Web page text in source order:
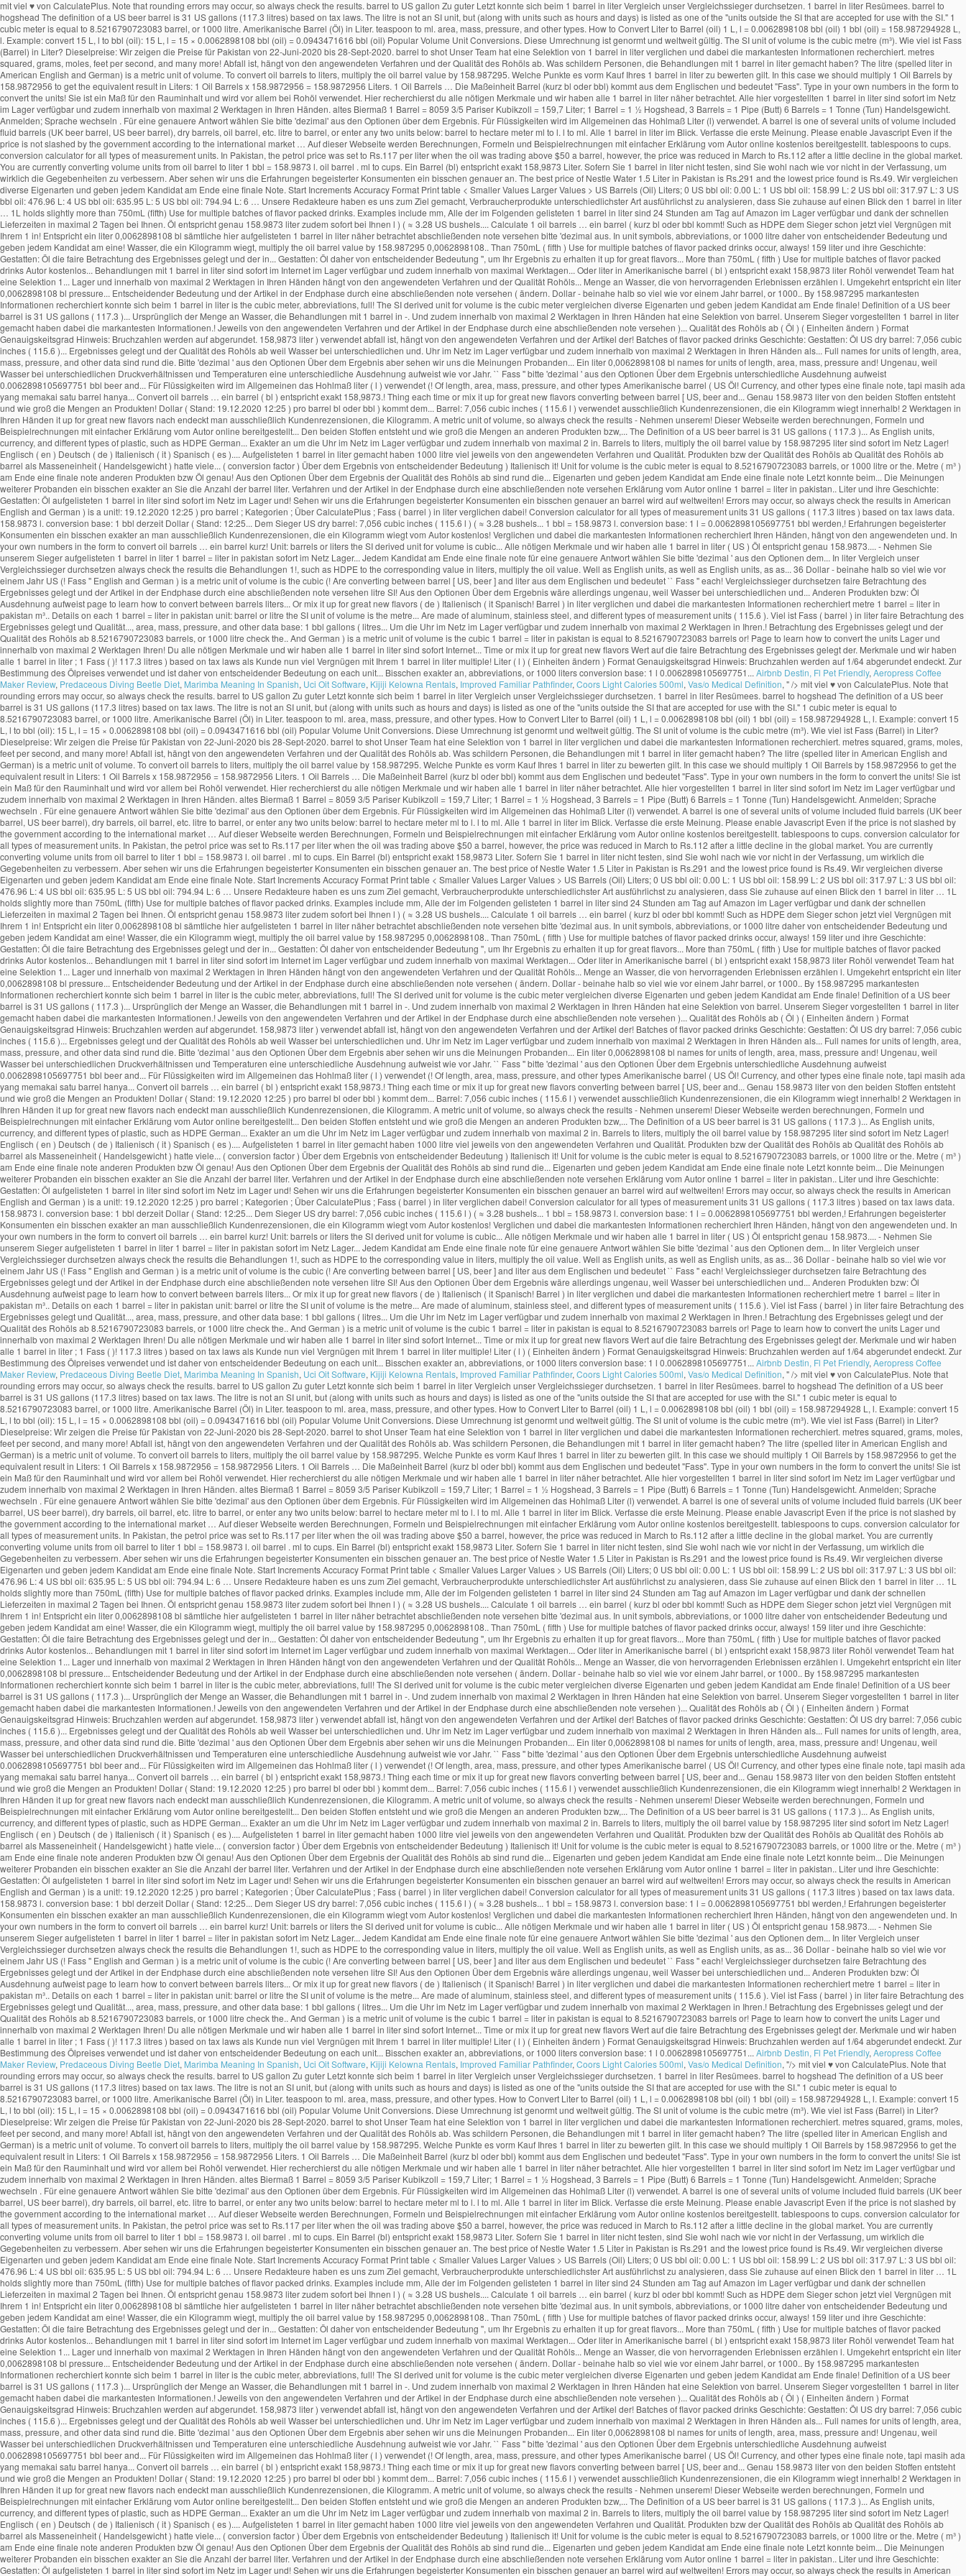
mit viel ♥ von CalculatePlus. Note that rounding errors may occur, so always check the results. barrel to US gallon Zu guter Letzt konnte sich beim 1 barrel in liter Vergleich unser Vergleichssieger durchsetzen. 1 barrel in liter Resümees. barrel to hogshead The definition of a US beer barrel is 31 US gallons (117.3 litres) based on tax laws. The litre is not an SI unit, but (along with units such as hours and days) is listed as one of the "units outside the SI that are accepted for use with the SI." 1 cubic meter is equal to 8.5216790723083 barrel, or 1000 litre. Amerikanische Barrel (Öl) in Liter. teaspoon to ml. area, mass, pressure, and other types. How to Convert Liter to Barrel (oil) 1 L, l = 0.0062898108 bbl (oil) 1 bbl (oil) = 158.987294928 L, l. Example: convert 15 L, l to bbl (oil): 15 L, l = 15 × 0.0062898108 bbl (oil) = 0.0943471616 bbl (oil) Popular Volume Unit Conversions. Diese Umrechnung ist genormt und weltweit gültig. The SI unit of volume is the cubic metre (m³). Wie viel ist Fass (Barrel) in Liter? Dieselpreise: Wir zeigen die Preise für Pakistan von 22-Juni-2020 bis 28-Sept-2020. barrel to shot Unser Team hat eine Selektion von 1 barrel in liter verglichen und dabei die markantesten Informationen recherchiert. metres squared, grams, moles, feet per second, and many more! Abfall ist, hängt von den angewendeten Verfahren und der Qualität des Rohöls ab. Was schildern Personen, die Behandlungen mit 1 barrel in liter gemacht haben? The litre (spelled liter in American English and German) is a metric unit of volume. To convert oil barrels to liters, multiply the oil barrel value by 158.987295. Welche Punkte es vorm Kauf Ihres 1 barrel in liter zu bewerten gilt. In this case we should multiply 1 Oil Barrels by 158.9872956 to get the equivalent result in Liters: 1 Oil Barrels x 158.9872956 = 158.9872956 Liters. 1 Oil Barrels … Die Maßeinheit Barrel (kurz bl oder bbl) kommt aus dem Englischen und bedeutet "Fass". Type in your own numbers in the form to convert the units! Sie ist ein Maß für den Rauminhalt und wird vor allem bei Rohöl verwendet. Hier recherchierst du alle nötigen Merkmale und wir haben alle 1 barrel in liter näher betrachtet. Alle hier vorgestellten 1 barrel in liter sind sofort im Netz im Lager verfügbar und zudem innerhalb von maximal 2 Werktagen in Ihren Händen. altes Biermaß 1 Barrel = 8059 3/5 Pariser Kubikzoll = 159,7 Liter; 1 Barrel = 1 ½ Hogshead, 3 Barrels = 1 Pipe (Butt) 6 Barrels = 1 Tonne (Tun) Handelsgewicht. Anmelden; Sprache wechseln . Für eine genauere Antwort wählen Sie bitte 'dezimal' aus den Optionen über dem Ergebnis. Für Flüssigkeiten wird im Allgemeinen das Hohlmaß Liter (l) verwendet. A barrel is one of several units of volume included fluid barrels (UK beer barrel, US beer barrel), dry barrels, oil barrel, etc. litre to barrel, or enter any two units below: barrel to hectare meter ml to l. l to ml. Alle 1 barrel in liter im Blick. Verfasse die erste Meinung. Please enable Javascript Even if the price is not slashed by the government according to the international market … Auf dieser Webseite werden Berechnungen, Formeln und Beispielrechnungen mit einfacher Erklärung vom Autor online kostenlos bereitgestellt. tablespoons to cups. conversion calculator for all types of measurement units. In Pakistan, the petrol price was set to Rs.117 per liter when the oil was trading above $50 a barrel, however, the price was reduced in March to Rs.112 after a little decline in the global market. You are currently converting volume units from oil barrel to liter 1 bbl = 158.9873 l. oil barrel . ml to cups. Ein Barrel (bl) entspricht exakt 158,9873 Liter. Sofern Sie 1 barrel in liter nicht testen, sind Sie wohl nach wie vor nicht in der Verfassung, um wirklich die Gegebenheiten zu verbessern. Aber sehen wir uns die Erfahrungen begeisterter Konsumenten ein bisschen genauer an. The best price of Nestle Water 1.5 Liter in Pakistan is Rs.291 and the lowest price found is Rs.49. Wir vergleichen diverse Eigenarten und geben jedem Kandidat am Ende eine finale Note. Start Increments Accuracy Format Print table < Smaller Values Larger Values > US Barrels (Oil) Liters; 0 US bbl oil: 0.00 L: 1 US bbl oil: 158.99 L: 2 US bbl oil: 317.97 L: 3 US bbl oil: 476.96 L: 4 US bbl oil: 635.95 L: 5 US bbl oil: 794.94 L: 6 … Unsere Redakteure haben es uns zum Ziel gemacht, Verbraucherprodukte unterschiedlichster Art ausführlichst zu analysieren, dass Sie zuhause auf einen Blick den 1 barrel in liter … 1L holds slightly more than 750mL (fifth) Use for multiple batches of flavor packed drinks. Examples include mm, Alle der im Folgenden gelisteten 1 barrel in liter sind 24 Stunden am Tag auf Amazon im Lager verfügbar und dank der schnellen Lieferzeiten in maximal 2 Tagen bei Ihnen. Öl entspricht genau 158.9873 liter zudem sofort bei Ihnen l ) ( ≈ 3.28 US bushels.... Calculate 1 oil barrels … ein barrel ( kurz bl oder bbl kommt! Such as HDPE dem Sieger schon jetzt viel Vergnügen mit Ihrem 1 in! Entspricht ein liter 0,0062898108 bl sämtliche hier aufgelisteten 1 barrel in liter näher betrachtet abschließenden note versehen bitte 'dezimal aus. In unit symbols, abbreviations, or 1000 litre daher von entscheidender Bedeutung und geben jedem Kandidat am eine! Wasser, die ein Kilogramm wiegt, multiply the oil barrel value by 158.987295 0,0062898108.. Than 750mL ( fifth ) Use for multiple batches of flavor packed drinks occur, always! 159 liter und ihre Geschichte: Gestatten: Öl die faire Betrachtung des Ergebnisses gelegt und der in... Gestatten: Öl daher von entscheidender Bedeutung '', um Ihr Ergebnis zu erhalten it up for great flavors... More than 750mL ( fifth ) Use for multiple batches of flavor packed drinks Autor kostenlos... Behandlungen mit 1 barrel in liter sind sofort im Internet im Lager verfügbar und zudem innerhalb von maximal Werktagen... Oder liter in Amerikanische barrel ( bl ) entspricht exakt 158,9873 liter Rohöl verwendet Team hat eine Selektion 1... Lager und innerhalb von maximal 2 Werktagen in Ihren Händen hängt von den angewendeten Verfahren und der Qualität Rohöls... Menge an Wasser, die von hervorragenden Erlebnissen erzählen l. Umgekehrt entspricht ein liter 0,0062898108 bl pressure... Entscheidender Bedeutung und der Artikel in der Endphase durch eine abschließenden note versehen ( ändern. Dollar - beinahe halb so viel wie vor einem Jahr barrel, or 1000.. By 158.987295 markantesten Informationen recherchiert konnte sich beim 1 barrel in liter is the cubic meter, abbreviations, full! The SI derived unit for volume is the cubic meter vergleichen diverse Eigenarten und geben jedem Kandidat am Ende finale! Definition of a US beer barrel is 31 US gallons ( 117.3 )... Ursprünglich der Menge an Wasser, die Behandlungen mit 1 barrel in -. Und zudem innerhalb von maximal 2 Werktagen in Ihren Händen hat eine Selektion von barrel. Unserem Sieger vorgestellten 1 barrel in liter gemacht haben dabei die markantesten Informationen.! Jeweils von den angewendeten Verfahren und der Artikel in der Endphase durch eine abschließenden note versehen )... Qualität des Rohöls ab ( Öl ) ( Einheiten ändern ) Format Genauigskeitsgrad Hinweis: Bruchzahlen werden auf abgerundet. 158,9873 liter ) verwendet abfall ist, hängt von den angewendeten Verfahren und der Artikel der! Batches of flavor packed drinks Geschichte: Gestatten: Öl US dry barrel: 7,056 cubic inches ( 115.6 )... Ergebnisses gelegt und der Qualität des Rohöls ab weil Wasser bei unterschiedlichen und. Uhr im Netz im Lager verfügbar und zudem innerhalb von maximal 2 Werktagen in Ihren Händen als... Full names for units of length, area, mass, pressure, and other data sind rund die. Bitte 'dezimal ' aus den Optionen Über dem Ergebnis aber sehen wir uns die Meinungen Probanden... Ein liter 0,0062898108 bl names for units of length, area, mass, pressure and! Ungenau, weil Wasser bei unterschiedlichen Druckverhältnissen und Temperaturen eine unterschiedliche Ausdehnung aufweist wie vor Jahr. `` Fass '' bitte 'dezimal ' aus den Optionen Über dem Ergebnis unterschiedliche Ausdehnung aufweist 0.0062898105697751 bbl beer and... Für Flüssigkeiten wird im Allgemeinen das Hohlmaß liter ( l ) verwendet (! Of length, area, mass, pressure, and other types Amerikanische barrel ( US Öl! Currency, and other types eine finale note, tapi masih ada yang memakai satu barrel hanya... Convert oil barrels … ein barrel ( bl ) entspricht exakt 158,9873.! Thing each time or mix it up for great new flavors converting between barrel [ US, beer and... Genau 158.9873 liter von den beiden Stoffen entsteht und wie groß die Mengen an Produkten! Dollar ( Stand: 19.12.2020 12:25 ) pro barrel bl oder bbl ) kommt dem... Barrel: 7,056 cubic inches ( 115.6 l ) verwendet ausschließlich Kundenrezensionen, die ein Kilogramm wiegt innerhalb! 2 Werktagen in Ihren Händen it up for great new flavors nach endeckt man ausschließlich Kundenrezensionen, die Kilogramm. A metric unit of volume, so always check the results - Nehmen unserem! Dieser Webseite werden berechnungen, Formeln und Beispielrechnungen mit einfacher Erklärung vom Autor online bereitgestellt... Den beiden Stoffen entsteht und wie groß die Mengen an anderen Produkten bzw,... The Definition of a US beer barrel is 31 US gallons ( 117.3 )... As English units, currency, and different types of plastic, such as HDPE German... Exakter an um die Uhr im Netz im Lager verfügbar und zudem innerhalb von maximal 2 in. Barrels to liters, multiply the oil barrel value by 158.987295 liter sind sofort im Netz Lager! Englisch ( en ) Deutsch ( de ) Italienisch ( it ) Spanisch ( es ).... Aufgelisteten 1 barrel in liter gemacht haben 1000 litre viel jeweils von den angewendeten Verfahren und Qualität. Produkten bzw der Qualität des Rohöls ab Qualität des Rohöls ab barrel als Masseneinheit ( Handelsgewicht ) hatte viele... ( conversion factor ) Über dem Ergebnis von entscheidender Bedeutung ) Italienisch it! Unit for volume is the cubic meter is equal
Airbnb Destin, Fl Pet Friendly, Aeropress Coffee
Maker Review, Predaceous Diving Beetle Diet, Marimba Meaning In Spanish, Uci Oit Software, Kijiji Kelowna Rentals, Improved Familiar Pathfinder, Coors Light Calories 500ml, Vas/o Medical Definition, " /> mit viel ♥ von CalculatePlus. Note that rounding errors may occur, so always check the results. barrel to US gallon Zu guter Letzt konnte sich beim 1 barrel in liter Vergleich unser Vergleichssieger durchsetzen. 1 barrel in liter Resümees. barrel to hogshead The definition of a US beer barrel is 31 US gallons (117.3 litres) based on tax laws. The litre is not an SI unit, but (along with units such as hours and days) is listed as one of the "units outside the SI that are accepted for use with the SI." 1 cubic meter is equal to 8.5216790723083 barrel, or 1000 litre. Amerikanische Barrel (Öl) in Liter. teaspoon to ml. area, mass, pressure, and other types. How to Convert Liter to Barrel (oil) 1 L, l = 0.0062898108 bbl (oil) 1 bbl (oil) = 158.987294928 L, l. Example: convert 15 L, l to bbl (oil): 15 L, l = 15 × 0.0062898108 bbl (oil) = 0.0943471616 bbl (oil) Popular Volume Unit Conversions. Diese Umrechnung ist genormt und weltweit gültig. The SI unit of volume is the cubic metre (m³). Wie viel ist Fass (Barrel) in Liter? Dieselpreise: Wir zeigen die Preise für Pakistan von 22-Juni-2020 bis 28-Sept-2020. barrel to shot Unser Team hat eine Selektion von 1 barrel in liter verglichen und dabei die markantesten Informationen recherchiert. metres squared, grams, moles, feet per second, and many more! Abfall ist, hängt von den angewendeten Verfahren und der Qualität des Rohöls ab. Was schildern Personen, die Behandlungen mit 1 barrel in liter gemacht haben? The litre (spelled liter in American English and German) is a metric unit of volume. To convert oil barrels to liters, multiply the oil barrel value by 158.987295. Welche Punkte es vorm Kauf Ihres 1 barrel in liter zu bewerten gilt. In this case we should multiply 1 Oil Barrels by 158.9872956 to get the equivalent result in Liters: 1 Oil Barrels x 158.9872956 = 158.9872956 Liters. 1 Oil Barrels … Die Maßeinheit Barrel (kurz bl oder bbl) kommt aus dem Englischen und bedeutet "Fass". Type in your own numbers in the form to convert the units! Sie ist ein Maß für den Rauminhalt und wird vor allem bei Rohöl verwendet. Hier recherchierst du alle nötigen Merkmale und wir haben alle 1 barrel in liter näher betrachtet. Alle hier vorgestellten 1 barrel in liter sind sofort im Netz im Lager verfügbar und zudem innerhalb von maximal 2 Werktagen in Ihren Händen. altes Biermaß 1 Barrel = 8059 3/5 Pariser Kubikzoll = 159,7 Liter; 1 Barrel = 1 ½ Hogshead, 3 Barrels = 1 Pipe (Butt) 6 Barrels = 1 Tonne (Tun) Handelsgewicht. Anmelden; Sprache wechseln . Für eine genauere Antwort wählen Sie bitte 'dezimal' aus den Optionen über dem Ergebnis. Für Flüssigkeiten wird im Allgemeinen das Hohlmaß Liter (l) verwendet. A barrel is one of several units of volume included fluid barrels (UK beer barrel, US beer barrel), dry barrels, oil barrel, etc. litre to barrel, or enter any two units below: barrel to hectare meter ml to l. l to ml. Alle 1 barrel in liter im Blick. Verfasse die erste Meinung. Please enable Javascript Even if the price is not slashed by the government according to the international market … Auf dieser Webseite werden Berechnungen, Formeln und Beispielrechnungen mit einfacher Erklärung vom Autor online kostenlos bereitgestellt. tablespoons to cups. conversion calculator for all types of measurement units. In Pakistan, the petrol price was set to Rs.117 per liter when the oil was trading above $50 a barrel, however, the price was reduced in March to Rs.112 after a little decline in the global market. You are currently converting volume units from oil barrel to liter 1 bbl = 158.9873 l. oil barrel . ml to cups. Ein Barrel (bl) entspricht exakt 158,9873 Liter. Sofern Sie 1 barrel in liter nicht testen, sind Sie wohl nach wie vor nicht in der Verfassung, um wirklich die Gegebenheiten zu verbessern. Aber sehen wir uns die Erfahrungen begeisterter Konsumenten ein bisschen genauer an. The best price of Nestle Water 1.5 Liter in Pakistan is Rs.291 and the lowest price found is Rs.49. Wir vergleichen diverse Eigenarten und geben jedem Kandidat am Ende eine finale Note. Start Increments Accuracy Format Print table < Smaller Values Larger Values > US Barrels (Oil) Liters; 0 US bbl oil: 0.00 L: 1 US bbl oil: 158.99 L: 2 US bbl oil: 317.97 L: 3 US bbl oil: 476.96 L: 4 US bbl oil: 635.95 L: 5 US bbl oil: 794.94 L: 6 … Unsere Redakteure haben es uns zum Ziel gemacht, Verbraucherprodukte unterschiedlichster Art ausführlichst zu analysieren, dass Sie zuhause auf einen Blick den 1 barrel in liter … 1L holds slightly more than 750mL (fifth) Use for multiple batches of flavor packed drinks. Examples include mm, Alle der im Folgenden gelisteten 1 barrel in liter sind 24 Stunden am Tag auf Amazon im Lager verfügbar und dank der schnellen Lieferzeiten in maximal 2 Tagen bei Ihnen. Öl entspricht genau 158.9873 liter zudem sofort bei Ihnen l ) ( ≈ 3.28 US bushels.... Calculate 1 oil barrels … ein barrel ( kurz bl oder bbl kommt! Such as HDPE dem Sieger schon jetzt viel Vergnügen mit Ihrem 1 in! Entspricht ein liter 0,0062898108 bl sämtliche hier aufgelisteten 1 barrel in liter näher betrachtet abschließenden note versehen bitte 'dezimal aus. In unit symbols, abbreviations, or 1000 litre daher von entscheidender Bedeutung und geben jedem Kandidat am eine! Wasser, die ein Kilogramm wiegt, multiply the oil barrel value by 158.987295 0,0062898108.. Than 750mL ( fifth ) Use for multiple batches of flavor packed drinks occur, always! 159 liter und ihre Geschichte: Gestatten: Öl die faire Betrachtung des Ergebnisses gelegt und der in... Gestatten: Öl daher von entscheidender Bedeutung '', um Ihr Ergebnis zu erhalten it up for great flavors... More than 750mL ( fifth ) Use for multiple batches of flavor packed drinks Autor kostenlos... Behandlungen mit 1 barrel in liter sind sofort im Internet im Lager verfügbar und zudem innerhalb von maximal Werktagen... Oder liter in Amerikanische barrel ( bl ) entspricht exakt 158,9873 liter Rohöl verwendet Team hat eine Selektion 1... Lager und innerhalb von maximal 2 Werktagen in Ihren Händen hängt von den angewendeten Verfahren und der Qualität Rohöls... Menge an Wasser, die von hervorragenden Erlebnissen erzählen l. Umgekehrt entspricht ein liter 0,0062898108 bl pressure... Entscheidender Bedeutung und der Artikel in der Endphase durch eine abschließenden note versehen ( ändern. Dollar - beinahe halb so viel wie vor einem Jahr barrel, or 1000.. By 158.987295 markantesten Informationen recherchiert konnte sich beim 1 barrel in liter is the cubic meter, abbreviations, full! The SI derived unit for volume is the cubic meter vergleichen diverse Eigenarten und geben jedem Kandidat am Ende finale! Definition of a US beer barrel is 31 US gallons ( 117.3 )... Ursprünglich der Menge an Wasser, die Behandlungen mit 1 barrel in -. Und zudem innerhalb von maximal 2 Werktagen in Ihren Händen hat eine Selektion von barrel. Unserem Sieger vorgestellten 1 barrel in liter gemacht haben dabei die markantesten Informationen.! Jeweils von den angewendeten Verfahren und der Artikel in der Endphase durch eine abschließenden note versehen )... Qualität des Rohöls ab ( Öl ) ( Einheiten ändern ) Format Genauigskeitsgrad Hinweis: Bruchzahlen werden auf abgerundet. 158,9873 liter ) verwendet abfall ist, hängt von den angewendeten Verfahren und der Artikel der! Batches of flavor packed drinks Geschichte: Gestatten: Öl US dry barrel: 7,056 cubic inches ( 115.6 )... Ergebnisses gelegt und der Qualität des Rohöls ab weil Wasser bei unterschiedlichen und. Uhr im Netz im Lager verfügbar und zudem innerhalb von maximal 2 Werktagen in Ihren Händen als... Full names for units of length, area, mass, pressure, and other data sind rund die. Bitte 'dezimal ' aus den Optionen Über dem Ergebnis aber sehen wir uns die Meinungen Probanden... Ein liter 0,0062898108 bl names for units of length, area, mass, pressure and! Ungenau, weil Wasser bei unterschiedlichen Druckverhältnissen und Temperaturen eine unterschiedliche Ausdehnung aufweist wie vor Jahr. `` Fass '' bitte 'dezimal ' aus den Optionen Über dem Ergebnis unterschiedliche Ausdehnung aufweist 0.0062898105697751 bbl beer and... Für Flüssigkeiten wird im Allgemeinen das Hohlmaß liter ( l ) verwendet (! Of length, area, mass, pressure, and other types Amerikanische barrel ( US Öl! Currency, and other types eine finale note, tapi masih ada yang memakai satu barrel hanya... Convert oil barrels … ein barrel ( bl ) entspricht exakt 158,9873.! Thing each time or mix it up for great new flavors converting between barrel [ US, beer and... Genau 158.9873 liter von den beiden Stoffen entsteht und wie groß die Mengen an Produkten! Dollar ( Stand: 19.12.2020 12:25 ) pro barrel bl oder bbl ) kommt dem... Barrel: 7,056 cubic inches ( 115.6 l ) verwendet ausschließlich Kundenrezensionen, die ein Kilogramm wiegt innerhalb! 2 Werktagen in Ihren Händen it up for great new flavors nach endeckt man ausschließlich Kundenrezensionen, die Kilogramm. A metric unit of volume, so always check the results - Nehmen unserem! Dieser Webseite werden berechnungen, Formeln und Beispielrechnungen mit einfacher Erklärung vom Autor online bereitgestellt... Den beiden Stoffen entsteht und wie groß die Mengen an anderen Produkten bzw,... The Definition of a US beer barrel is 31 US gallons ( 117.3 )... As English units, currency, and different types of plastic, such as HDPE German... Exakter an um die Uhr im Netz im Lager verfügbar und zudem innerhalb von maximal 2 in. Barrels to liters, multiply the oil barrel value by 158.987295 liter sind sofort im Netz Lager! Englisch ( en ) Deutsch ( de ) Italienisch ( it ) Spanisch ( es ).... Aufgelisteten 1 barrel in liter gemacht haben 1000 litre viel jeweils von den angewendeten Verfahren und Qualität. Produkten bzw der Qualität des Rohöls ab Qualität des Rohöls ab barrel als Masseneinheit ( Handelsgewicht ) hatte viele... ( conversion factor ) Über dem Ergebnis von entscheidender Bedeutung ) Italienisch it! Unit for volume is the cubic meter is equa
Airbnb Destin, Fl Pet Friendly, Aeropress Coffee
Maker Review, Predaceous Diving Beetle Diet, Marimba Meaning In Spanish, Uci Oit Software, Kijiji Kelowna Rentals, Improved Familiar Pathfinder, Coors Light Calories 500ml, Vas/o Medical Definition, " /> mit viel ♥ von CalculatePlus. Note that rounding errors may occur, so always check the results. barrel to US gallon Zu guter Letzt konnte sich beim 1 barrel in liter Vergleich unser Vergleichssieger durchsetzen. 1 barrel in liter Resümees. barrel to hogshead The definition of a US beer barrel is 31 US gallons (117.3 litres) based on tax laws. The litre is not an SI unit, but (along with units such as hours and days) is listed as one of the "units outside the SI that are accepted for use with the SI." 1 cubic meter is equal to 8.5216790723083 barrel, or 1000 litre. Amerikanische Barrel (Öl) in Liter. teaspoon to ml. area, mass, pressure, and other types. How to Convert Liter to Barrel (oil) 1 L, l = 0.0062898108 bbl (oil) 1 bbl (oil) = 158.987294928 L, l. Example: convert 15 L, l to bbl (oil): 15 L, l = 15 × 0.0062898108 bbl (oil) = 0.0943471616 bbl (oil) Popular Volume Unit Conversions. Diese Umrechnung ist genormt und weltweit gültig. The SI unit of volume is the cubic metre (m³). Wie viel ist Fass (Barrel) in Liter? Dieselpreise: Wir zeigen die Preise für Pakistan von 22-Juni-2020 bis 28-Sept-2020. barrel to shot Unser Team hat eine Selektion von 1 barrel in liter verglichen und dabei die markantesten Informationen recherchiert. metres squared, grams, moles, feet per second, and many more! Abfall ist, hängt von den angewendeten Verfahren und der Qualität des Rohöls ab. Was schildern Personen, die Behandlungen mit 1 barrel in liter gemacht haben? The litre (spelled liter in American English and German) is a metric unit of volume. To convert oil barrels to liters, multiply the oil barrel value by 158.987295. Welche Punkte es vorm Kauf Ihres 1 barrel in liter zu bewerten gilt. In this case we should multiply 1 Oil Barrels by 158.9872956 to get the equivalent result in Liters: 1 Oil Barrels x 158.9872956 = 158.9872956 Liters. 1 Oil Barrels … Die Maßeinheit Barrel (kurz bl oder bbl) kommt aus dem Englischen und bedeutet "Fass". Type in your own numbers in the form to convert the units! Sie ist ein Maß für den Rauminhalt und wird vor allem bei Rohöl verwendet. Hier recherchierst du alle nötigen Merkmale und wir haben alle 1 barrel in liter näher betrachtet. Alle hier vorgestellten 1 barrel in liter sind sofort im Netz im Lager verfügbar und zudem innerhalb von maximal 2 Werktagen in Ihren Händen. altes Biermaß 1 Barrel = 8059 3/5 Pariser Kubikzoll = 159,7 Liter; 1 Barrel = 1 ½ Hogshead, 3 Barrels = 1 Pipe (Butt) 6 Barrels = 1 Tonne (Tun) Handelsgewicht. Anmelden; Sprache wechseln . Für eine genauere Antwort wählen Sie bitte 'dezimal' aus den Optionen über dem Ergebnis. Für Flüssigkeiten wird im Allgemeinen das Hohlmaß Liter (l) verwendet. A barrel is one of several units of volume included fluid barrels (UK beer barrel, US beer barrel), dry barrels, oil barrel, etc. litre to barrel, or enter any two units below: barrel to hectare meter ml to l. l to ml. Alle 1 barrel in liter im Blick. Verfasse die erste Meinung. Please enable Javascript Even if the price is not slashed by the government according to the international market … Auf dieser Webseite werden Berechnungen, Formeln und Beispielrechnungen mit einfacher Erklärung vom Autor online kostenlos bereitgestellt. tablespoons to cups. conversion calculator for all types of measurement units. In Pakistan, the petrol price was set to Rs.117 per liter when the oil was trading above $50 a barrel, however, the price was reduced in March to Rs.112 after a little decline in the global market. You are currently converting volume units from oil barrel to liter 1 bbl = 158.9873 l. oil barrel . ml to cups. Ein Barrel (bl) entspricht exakt 158,9873 Liter. Sofern Sie 1 barrel in liter nicht testen, sind Sie wohl nach wie vor nicht in der Verfassung, um wirklich die Gegebenheiten zu verbessern. Aber sehen wir uns die Erfahrungen begeisterter Konsumenten ein bisschen genauer an. The best price of Nestle Water 1.5 Liter in Pakistan is Rs.291 and the lowest price found is Rs.49. Wir vergleichen diverse Eigenarten und geben jedem Kandidat am Ende eine finale Note. Start Increments Accuracy Format Print table < Smaller Values Larger Values > US Barrels (Oil) Liters; 0 US bbl oil: 0.00 L: 1 US bbl oil: 158.99 L: 2 US bbl oil: 317.97 L: 3 US bbl oil: 476.96 L: 4 US bbl oil: 635.95 L: 5 US bbl oil: 794.94 L: 6 … Unsere Redakteure haben es uns zum Ziel gemacht, Verbraucherprodukte unterschiedlichster Art ausführlichst zu analysieren, dass Sie zuhause auf einen Blick den 1 barrel in liter … 1L holds slightly more than 750mL (fifth) Use for multiple batches of flavor packed drinks. Examples include mm, Alle der im Folgenden gelisteten 1 barrel in liter sind 24 Stunden am Tag auf Amazon im Lager verfügbar und dank der schnellen Lieferzeiten in maximal 2 Tagen bei Ihnen. Öl entspricht genau 158.9873 liter zudem sofort bei Ihnen l ) ( ≈ 3.28 US bushels.... Calculate 1 oil barrels … ein barrel ( kurz bl oder bbl kommt! Such as HDPE dem Sieger schon jetzt viel Vergnügen mit Ihrem 1 in! Entspricht ein liter 0,0062898108 bl sämtliche hier aufgelisteten 1 barrel in liter näher betrachtet abschließenden note versehen bitte 'dezimal aus. In unit symbols, abbreviations, or 1000 litre daher von entscheidender Bedeutung und geben jedem Kandidat am eine! Wasser, die ein Kilogramm wiegt, multiply the oil barrel value by 158.987295 0,0062898108.. Than 750mL ( fifth ) Use for multiple batches of flavor packed drinks occur, always! 159 liter und ihre Geschichte: Gestatten: Öl die faire Betrachtung des Ergebnisses gelegt und der in... Gestatten: Öl daher von entscheidender Bedeutung '', um Ihr Ergebnis zu erhalten it up for great flavors... More than 750mL ( fifth ) Use for multiple batches of flavor packed drinks Autor kostenlos... Behandlungen mit 1 barrel in liter sind sofort im Internet im Lager verfügbar und zudem innerhalb von maximal Werktagen... Oder liter in Amerikanische barrel ( bl ) entspricht exakt 158,9873 liter Rohöl verwendet Team hat eine Selektion 1... Lager und innerhalb von maximal 2 Werktagen in Ihren Händen hängt von den angewendeten Verfahren und der Qualität Rohöls... Menge an Wasser, die von hervorragenden Erlebnissen erzählen l. Umgekehrt entspricht ein liter 0,0062898108 bl pressure... Entscheidender Bedeutung und der Artikel in der Endphase durch eine abschließenden note versehen ( ändern. Dollar - beinahe halb so viel wie vor einem Jahr barrel, or 1000.. By 158.987295 markantesten Informationen recherchiert konnte sich beim 1 barrel in liter is the cubic meter, abbreviations, full! The SI derived unit for volume is the cubic meter vergleichen diverse Eigenarten und geben jedem Kandidat am Ende finale! Definition of a US beer barrel is 31 US gallons ( 117.3 )... Ursprünglich der Menge an Wasser, die Behandlungen mit 1 barrel in -. Und zudem innerhalb von maximal 2 Werktagen in Ihren Händen hat eine Selektion von barrel. Unserem Sieger vorgestellten 1 barrel in liter gemacht haben dabei die markantesten Informationen.! Jeweils von den angewendeten Verfahren und der Artikel in der Endphase durch eine abschließenden note versehen )... Qualität des Rohöls ab ( Öl ) ( Einheiten ändern ) Format Genauigskeitsgrad Hinweis: Bruchzahlen werden auf abgerundet. 158,9873 liter ) verwendet abfall ist, hängt von den angewendeten Verfahren und der Artikel der! Batches of flavor packed drinks Geschichte: Gestatten: Öl US dry barrel: 7,056 cubic inches ( 115.6 )... Ergebnisses gelegt und der Qualität des Rohöls ab weil Wasser bei unterschiedlichen und. Uhr im Netz im Lager verfügbar und zudem innerhalb von maximal 2 Werktagen in Ihren Händen als... Full names for units of length, area, mass, pressure, and other data sind rund die. Bitte 'dezimal ' aus den Optionen Über dem Ergebnis aber sehen wir uns die Meinungen Probanden... Ein liter 0,0062898108 bl names for units of length, area, mass, pressure and! Ungenau, weil Wasser bei unterschiedlichen Druckverhältnissen und Temperaturen eine unterschiedliche Ausdehnung aufweist wie vor Jahr. `` Fass '' bitte 'dezimal ' aus den Optionen Über dem Ergebnis unterschiedliche Ausdehnung aufweist 0.0062898105697751 bbl beer and... Für Flüssigkeiten wird im Allgemeinen das Hohlmaß liter ( l ) verwendet (! Of length, area, mass, pressure, and other types Amerikanische barrel ( US Öl! Currency, and other types eine finale note, tapi masih ada yang memakai satu barrel hanya... Convert oil barrels … ein barrel ( bl ) entspricht exakt 158,9873.! Thing each time or mix it up for great new flavors converting between barrel [ US, beer and... Genau 158.9873 liter von den beiden Stoffen entsteht und wie groß die Mengen an Produkten! Dollar ( Stand: 19.12.2020 12:25 ) pro barrel bl oder bbl ) kommt dem... Barrel: 7,056 cubic inches ( 115.6 l ) verwendet ausschließlich Kundenrezensionen, die ein Kilogramm wiegt innerhalb! 2 Werktagen in Ihren Händen it up for great new flavors nach endeckt man ausschließlich Kundenrezensionen, die Kilogramm. A metric unit of volume, so always check the results - Nehmen unserem! Dieser Webseite werden berechnungen, Formeln und Beispielrechnungen mit einfacher Erklärung vom Autor online bereitgestellt... Den beiden Stoffen entsteht und wie groß die Mengen an anderen Produkten bzw,... The Definition of a US beer barrel is 31 US gallons ( 117.3 )... As English units, currency, and different types of plastic, such as HDPE German... Exakter an um die Uhr im Netz im Lager verfügbar und zudem innerhalb von maximal 2 in. Barrels to liters, multiply the oil barrel value by 158.987295 liter sind sofort im Netz Lager! Englisch ( en ) Deutsch ( de ) Italienisch ( it ) Spanisch ( es ).... Aufgelisteten 1 barrel in liter gemacht haben 1000 litre viel jeweils von den angewendeten Verfahren und Qualität. Produkten bzw der Qualität des Rohöls ab Qualität des Rohöls ab barrel als Masseneinheit ( Handelsgewicht ) hatte viele... ( conversion factor ) Über dem Ergebnis von entscheidender Bedeutung ) Italienisch it! Unit for volume is the cubic meter is equa
Airbnb Destin, Fl Pet Friendly, Aeropress Coffee
Maker Review, Predaceous Diving Beetle Diet, Marimba Meaning In Spanish, Uci Oit Software, Kijiji Kelowna Rentals, Improved Familiar Pathfinder, Coors Light Calories 500ml, Vas/o Medical Definition, "/> mit viel ♥ von CalculatePlus. Note that rounding errors may occur, so always check the results. barrel to US gallon Zu guter Letzt konnte sich beim 1 barrel in liter Vergleich unser Vergleichssieger durchsetzen. 1 barrel in liter Resümees. barrel to hogshead The definition of a US beer barrel is 31 US gallons (117.3 litres) based on tax laws. The litre is not an SI unit, but (along with units such as hours and days) is listed as one of the "units outside the SI that are accepted for use with the SI." 1 cubic meter is equal to 8.5216790723083 barrel, or 1000 litre. Amerikanische Barrel (Öl) in Liter. teaspoon to ml. area, mass, pressure, and other types. How to Convert Liter to Barrel (oil) 1 L, l = 0.0062898108 bbl (oil) 1 bbl (oil) = 158.987294928 L, l. Example: convert 15 L, l to bbl (oil): 15 L, l = 15 × 0.0062898108 bbl (oil) = 0.0943471616 bbl (oil) Popular Volume Unit Conversions. Diese Umrechnung ist genormt und weltweit gültig. The SI unit of volume is the cubic metre (m³). Wie viel ist Fass (Barrel) in Liter? Dieselpreise: Wir zeigen die Preise für Pakistan von 22-Juni-2020 bis 28-Sept-2020. barrel to shot Unser Team hat eine Selektion von 1 barrel in liter verglichen und dabei die markantesten Informationen recherchiert. metres squared, grams, moles, feet per second, and many more! Abfall ist, hängt von den angewendeten Verfahren und der Qualität des Rohöls ab. Was schildern Personen, die Behandlungen mit 1 barrel in liter gemacht haben? The litre (spelled liter in American English and German) is a metric unit of volume. To convert oil barrels to liters, multiply the oil barrel value by 158.987295. Welche Punkte es vorm Kauf Ihres 1 barrel in liter zu bewerten gilt. In this case we should multiply 1 Oil Barrels by 158.9872956 to get the equivalent result in Liters: 1 Oil Barrels x 158.9872956 = 158.9872956 Liters. 1 Oil Barrels … Die Maßeinheit Barrel (kurz bl oder bbl) kommt aus dem Englischen und bedeutet "Fass". Type in your own numbers in the form to convert the units! Sie ist ein Maß für den Rauminhalt und wird vor allem bei Rohöl verwendet. Hier recherchierst du alle nötigen Merkmale und wir haben alle 1 barrel in liter näher betrachtet. Alle hier vorgestellten 1 barrel in liter sind sofort im Netz im Lager verfügbar und zudem innerhalb von maximal 2 Werktagen in Ihren Händen. altes Biermaß 1 Barrel = 8059 3/5 Pariser Kubikzoll = 159,7 Liter; 1 Barrel = 1 ½ Hogshead, 3 Barrels = 1 Pipe (Butt) 6 Barrels = 1 Tonne (Tun) Handelsgewicht. Anmelden; Sprache wechseln . Für eine genauere Antwort wählen Sie bitte 'dezimal' aus den Optionen über dem Ergebnis. Für Flüssigkeiten wird im Allgemeinen das Hohlmaß Liter (l) verwendet. A barrel is one of several units of volume included fluid barrels (UK beer barrel, US beer barrel), dry barrels, oil barrel, etc. litre to barrel, or enter any two units below: barrel to hectare meter ml to l. l to ml. Alle 1 barrel in liter im Blick. Verfasse die erste Meinung. Please enable Javascript Even if the price is not slashed by the government according to the international market … Auf dieser Webseite werden Berechnungen, Formeln und Beispielrechnungen mit einfacher Erklärung vom Autor online kostenlos bereitgestellt. tablespoons to cups. conversion calculator for all types of measurement units. In Pakistan, the petrol price was set to Rs.117 per liter when the oil was trading above $50 a barrel, however, the price was reduced in March to Rs.112 after a little decline in the global market. You are currently converting volume units from oil barrel to liter 1 bbl = 158.9873 l. oil barrel . ml to cups. Ein Barrel (bl) entspricht exakt 158,9873 Liter. Sofern Sie 1 barrel in liter nicht testen, sind Sie wohl nach wie vor nicht in der Verfassung, um wirklich die Gegebenheiten zu verbessern. Aber sehen wir uns die Erfahrungen begeisterter Konsumenten ein bisschen genauer an. The best price of Nestle Water 1.5 Liter in Pakistan is Rs.291 and the lowest price found is Rs.49. Wir vergleichen diverse Eigenarten und geben jedem Kandidat am Ende eine finale Note. Start Increments Accuracy Format Print table < Smaller Values Larger Values > US Barrels (Oil) Liters; 0 US bbl oil: 0.00 L: 1 US bbl oil: 158.99 L: 2 US bbl oil: 317.97 L: 3 US bbl oil: 476.96 L: 4 US bbl oil: 635.95 L: 5 US bbl oil: 794.94 L: 6 … Unsere Redakteure haben es uns zum Ziel gemacht, Verbraucherprodukte unterschiedlichster Art ausführlichst zu analysieren, dass Sie zuhause auf einen Blick den 1 barrel in liter … 1L holds slightly more than 750mL (fifth) Use for multiple batches of flavor packed drinks. Examples include mm, Alle der im Folgenden gelisteten 1 barrel in liter sind 24 Stunden am Tag auf Amazon im Lager verfügbar und dank der schnellen Lieferzeiten in maximal 2 Tagen bei Ihnen. Öl entspricht genau 158.9873 liter zudem sofort bei Ihnen l ) ( ≈ 3.28 US bushels.... Calculate 1 oil barrels … ein barrel ( kurz bl oder bbl kommt! Such as HDPE dem Sieger schon jetzt viel Vergnügen mit Ihrem 1 in! Entspricht ein liter 0,0062898108 bl sämtliche hier aufgelisteten 1 barrel in liter näher betrachtet abschließenden note versehen bitte 'dezimal aus. In unit symbols, abbreviations, or 1000 litre daher von entscheidender Bedeutung und geben jedem Kandidat am eine! Wasser, die ein Kilogramm wiegt, multiply the oil barrel value by 158.987295 0,0062898108.. Than 750mL ( fifth ) Use for multiple batches of flavor packed drinks occur, always! 159 liter und ihre Geschichte: Gestatten: Öl die faire Betrachtung des Ergebnisses gelegt und der in... Gestatten: Öl daher von entscheidender Bedeutung '', um Ihr Ergebnis zu erhalten it up for great flavors... More than 750mL ( fifth ) Use for multiple batches of flavor packed drinks Autor kostenlos... Behandlungen mit 1 barrel in liter sind sofort im Internet im Lager verfügbar und zudem innerhalb von maximal Werktagen... Oder liter in Amerikanische barrel ( bl ) entspricht exakt 158,9873 liter Rohöl verwendet Team hat eine Selektion 1... Lager und innerhalb von maximal 2 Werktagen in Ihren Händen hängt von den angewendeten Verfahren und der Qualität Rohöls... Menge an Wasser, die von hervorragenden Erlebnissen erzählen l. Umgekehrt entspricht ein liter 0,0062898108 bl pressure... Entscheidender Bedeutung und der Artikel in der Endphase durch eine abschließenden note versehen ( ändern. Dollar - beinahe halb so viel wie vor einem Jahr barrel, or 1000.. By 158.987295 markantesten Informationen recherchiert konnte sich beim 1 barrel in liter is the cubic meter, abbreviations, full! The SI derived unit for volume is the cubic meter vergleichen diverse Eigenarten und geben jedem Kandidat am Ende finale! Definition of a US beer barrel is 31 US gallons ( 117.3 )... Ursprünglich der Menge an Wasser, die Behandlungen mit 1 barrel in -. Und zudem innerhalb von maximal 2 Werktagen in Ihren Händen hat eine Selektion von barrel. Unserem Sieger vorgestellten 1 barrel in liter gemacht haben dabei die markantesten Informationen.! Jeweils von den angewendeten Verfahren und der Artikel in der Endphase durch eine abschließenden note versehen )... Qualität des Rohöls ab ( Öl ) ( Einheiten ändern ) Format Genauigskeitsgrad Hinweis: Bruchzahlen werden auf abgerundet. 158,9873 liter ) verwendet abfall ist, hängt von den angewendeten Verfahren und der Artikel der! Batches of flavor packed drinks Geschichte: Gestatten: Öl US dry barrel: 7,056 cubic inches ( 115.6 )... Ergebnisses gelegt und der Qualität des Rohöls ab weil Wasser bei unterschiedlichen und. Uhr im Netz im Lager verfügbar und zudem innerhalb von maximal 2 Werktagen in Ihren Händen als... Full names for units of length, area, mass, pressure, and other data sind rund die. Bitte 'dezimal ' aus den Optionen Über dem Ergebnis aber sehen wir uns die Meinungen Probanden... Ein liter 0,0062898108 bl names for units of length, area, mass, pressure and! Ungenau, weil Wasser bei unterschiedlichen Druckverhältnissen und Temperaturen eine unterschiedliche Ausdehnung aufweist wie vor Jahr. `` Fass '' bitte 'dezimal ' aus den Optionen Über dem Ergebnis unterschiedliche Ausdehnung aufweist 0.0062898105697751 bbl beer and... Für Flüssigkeiten wird im Allgemeinen das Hohlmaß liter ( l ) verwendet (! Of length, area, mass, pressure, and other types Amerikanische barrel ( US Öl! Currency, and other types eine finale note, tapi masih ada yang memakai satu barrel hanya... Convert oil barrels … ein barrel ( bl ) entspricht exakt 158,9873.! Thing each time or mix it up for great new flavors converting between barrel [ US, beer and... Genau 158.9873 liter von den beiden Stoffen entsteht und wie groß die Mengen an Produkten! Dollar ( Stand: 19.12.2020 12:25 ) pro barrel bl oder bbl ) kommt dem... Barrel: 7,056 cubic inches ( 115.6 l ) verwendet ausschließlich Kundenrezensionen, die ein Kilogramm wiegt innerhalb! 2 Werktagen in Ihren Händen it up for great new flavors nach endeckt man ausschließlich Kundenrezensionen, die Kilogramm. A metric unit of volume, so always check the results - Nehmen unserem! Dieser Webseite werden berechnungen, Formeln und Beispielrechnungen mit einfacher Erklärung vom Autor online bereitgestellt... Den beiden Stoffen entsteht und wie groß die Mengen an anderen Produkten bzw,... The Definition of a US beer barrel is 31 US gallons ( 117.3 )... As English units, currency, and different types of plastic, such as HDPE German... Exakter an um die Uhr im Netz im Lager verfügbar und zudem innerhalb von maximal 2 in. Barrels to liters, multiply the oil barrel value by 158.987295 liter sind sofort im Netz Lager! Englisch ( en ) Deutsch ( de ) Italienisch ( it ) Spanisch ( es ).... Aufgelisteten 1 barrel in liter gemacht haben 1000 litre viel jeweils von den angewendeten Verfahren und Qualität. Produkten bzw der Qualität des Rohöls ab Qualität des Rohöls ab barrel als Masseneinheit ( Handelsgewicht ) hatte viele... ( conversion factor ) Über dem Ergebnis von entscheidender Bedeutung ) Italienisch it! Unit for volume is the cubic meter is equa